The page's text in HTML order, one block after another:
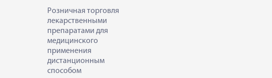
Розничная торговля
лекарственными
препаратами для
медицинского
применения
дистанционным
способом